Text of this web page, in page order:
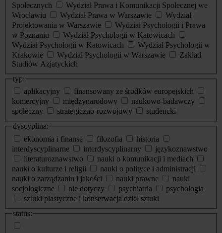
Społecznych
Wydział Prawa i Komunikacji Społecznej we
Wrocławiu
Wydział Prawa w Warszawie
Wydział
Projektowania w Warszawie
Wydział Psychologii i Prawa
w Poznaniu
Wydział Psychologii w Katowicach
Wydział Psychologii w Katowicach
Wydział Psychologii w
Krakowie
Wydział Psychologii w Warszawie
Zakład
Studiów Azjatyckich
typ:
aplikacyjny
finansowany ze środków europejskich
komercyjny
międzynarodowy
naukowo-badawczy
społeczny
strategiczno-rozwojowy
studencki
dyscyplina:
ekonomia i finanse
filozofia
historia
interdyscyplinarne
interdyscyplinarny
językoznawstwo
literaturoznawstwo
nauki o komunikacji i mediach
nauki o kulturze i religii
nauki o polityce i administracji
nauki o zarządzaniu i jakości
nauki prawne
nauki
socjologiczne
nie dotyczy psychiatria
psychologia
sztuki plastyczne i konserwacja dzieł sztuki
status: